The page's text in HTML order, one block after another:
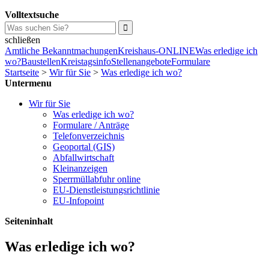
Volltextsuche
schließen
Amtliche BekanntmachungenKreishaus-ONLINEWas erledige ich
wo?BaustellenKreistagsinfoStellenangeboteFormulare
Startseite > Wir für Sie > Was erledige ich wo?
Untermenu
Wir für Sie
Was erledige ich wo?
Formulare / Anträge
Telefonverzeichnis
Geoportal (GIS)
Abfallwirtschaft
Kleinanzeigen
Sperrmüllabfuhr online
EU-Dienstleistungsrichtlinie
EU-Infopoint
Seiteninhalt
Was erledige ich wo?